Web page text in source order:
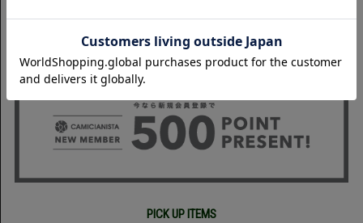
PICK UP ITEMS